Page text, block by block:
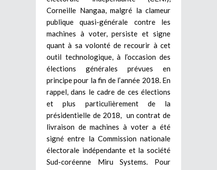
Corneille Nangaa, malgré la clameur
publique quasi-générale contre les
machines à voter, persiste et signe
quant à sa volonté de recourir à cet
outil technologique, à l’occasion des
élections générales prévues en
principe pour la fin de l’année 2018. En
rappel, dans le cadre de ces élections
et plus particulièrement de la
présidentielle de 2018, un contrat de
livraison de machines à voter a été
signé entre la Commission nationale
électorale indépendante et la société
Sud-coréenne Miru Systems. Pour